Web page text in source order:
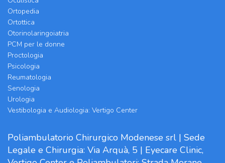
Ortopedia
Ortottica
Otorinolaringoiatria
PCM per le donne
Proctologia
Psicologia
Reumatologia
Senologia
Urologia
Vestibologia e Audiologia: Vertigo Center
Poliambulatorio Chirurgico Modenese srl | Sede
Legale e Chirurgia: Via Arquà, 5 | Eyecare Clinic,